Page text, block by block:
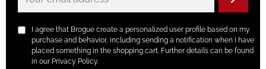
I agree that Brogue create a personalized user profile based on my
purchase and behavior, including sending a notification when I have
placed something in the shopping cart. Further details can be found
in our Privacy Policy.